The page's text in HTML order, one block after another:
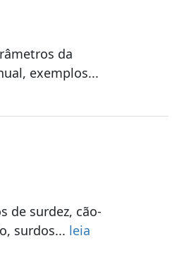
da
exemplos...
de surdez, cão-
surdos... leia